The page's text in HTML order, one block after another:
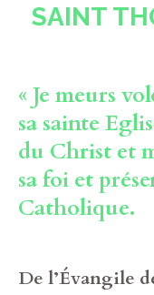
SAINT
« Je meurs
sa sainte
du Christ et
sa foi et
Catholique.
De l’Évangile